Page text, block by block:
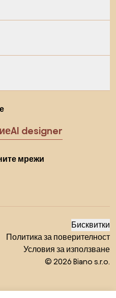
AI designer
мрежи
Бисквитки
Политика за поверителност
Условия за използване
© 2026 Biano s.r.o.